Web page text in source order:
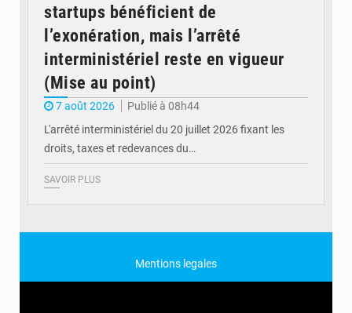
startups bénéficient de
l’exonération, mais l’arrêté
interministériel reste en vigueur
(Mise au point)
7 août 2026
Publié à 08h44
L'arrêté interministériel du 20 juillet 2026 fixant les
droits, taxes et redevances du…
SAVOIR PLUS
Mentions legales